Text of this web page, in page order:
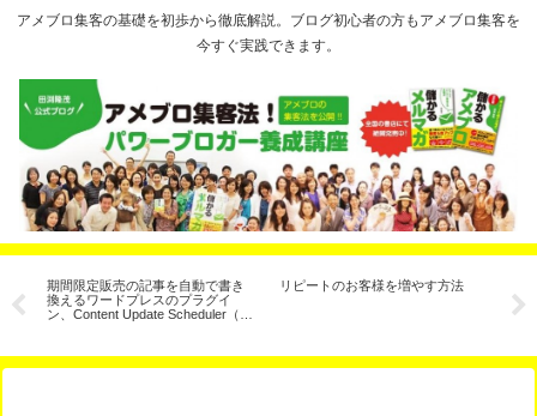
アメブロ集客の基礎を初歩から徹底解説。ブログ初心者の方もアメブロ集客を
今すぐ実践できます。
期間限定販売の記事を自動で書き
換えるワードプレスのプラグイ
ン、Content Update Scheduler（コ
リピートのお客様を増やす方法
ェ
た